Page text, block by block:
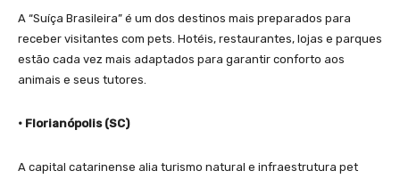
A “Suíça Brasileira” é um dos destinos mais preparados para
receber visitantes com pets. Hotéis, restaurantes, lojas e parques
estão cada vez mais adaptados para garantir conforto aos
animais e seus tutores.
• Florianópolis (SC)
A capital catarinense alia turismo natural e infraestrutura pet